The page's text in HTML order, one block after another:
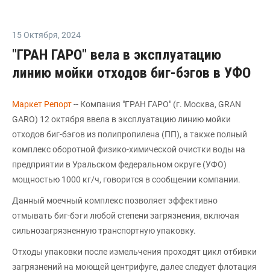
15 Октября, 2024
"ГРАН ГАРО" вела в эксплуатацию
линию мойки отходов биг-бэгов в УФО
Маркет Репорт-- Компания "ГРАН ГАРО" (г. Москва, GRAN
GARO) 12 октября ввела в эксплуатацию линию мойки
отходов биг-бэгов из полипропилена (ПП), а также полный
комплекс оборотной физико-химической очистки воды на
предприятии в Уральском федеральном округе (УФО)
мощностью 1000 кг/ч, говорится в сообщении компании.
Данный моечный комплекс позволяет эффективно
отмывать биг-бэги любой степени загрязнения, включая
сильнозагрязненную транспортную упаковку.
Отходы упаковки после измельчения проходят цикл отбивки
загрязнений на моющей центрифуге, далее следует флотация